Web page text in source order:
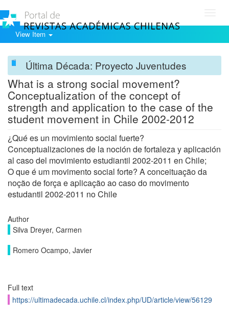
View Item
Última Década: Proyecto Juventudes
What is a strong social movement?
Conceptualization of the concept of
strength and application to the case of the
student movement in Chile 2002-2012
¿Qué es un movimiento social fuerte?
Conceptualizaciones de la noción de fortaleza y aplicación
al caso del movimiento estudiantil 2002-2011 en Chile;
O que é um movimento social forte? A conceituação da
noção de força e aplicação ao caso do movimento
estudantil 2002-2011 no Chile
Author
Silva Dreyer, Carmen
Romero Ocampo, Javier
Full text
https://ultimadecada.uchile.cl/index.php/UD/article/view/56129